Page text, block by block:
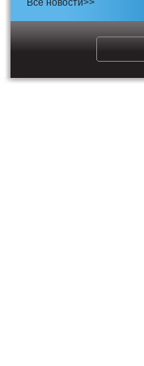
Все новости>>